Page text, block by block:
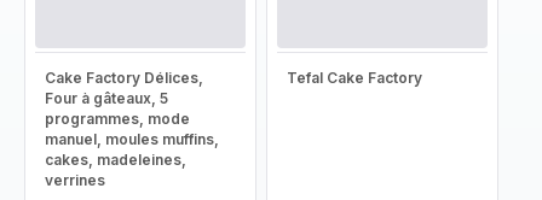
Cake Factory Délices,
Four à gâteaux, 5
programmes, mode
manuel, moules muffins,
cakes, madeleines,
verrines
Tefal Cake Factory